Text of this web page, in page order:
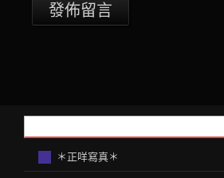
＊正咩寫真＊